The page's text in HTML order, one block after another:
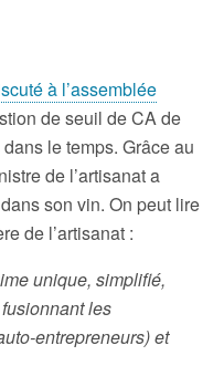
à l’assemblée
de seuil de CA de
le temps. Grâce au
de l’artisanat a
son vin. On peut lire
de l’artisanat :
unique, simplifié,
les
entrepreneurs) et